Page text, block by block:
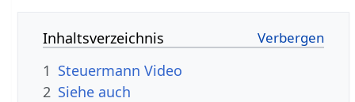
Inhaltsverzeichnis
1
Steuermann‏‎ Video
2 Siehe auch